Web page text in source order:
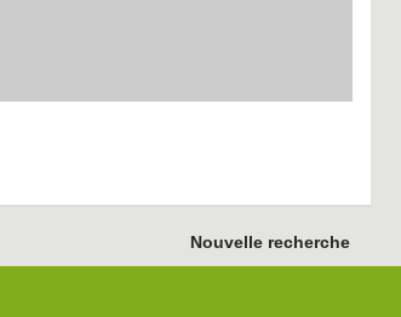
Nouvelle recherche